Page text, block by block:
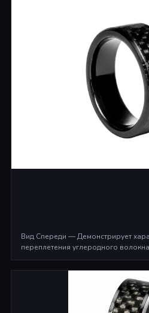
Вид Спереди — Демонстрирует
переплетения углеродного